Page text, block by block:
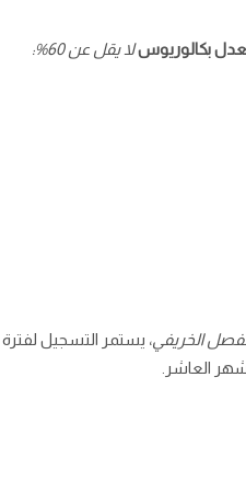
بكالوريوسلا يقل عن 60%:
الخريفي، يستمر التسجيل لفترة
العاشر.